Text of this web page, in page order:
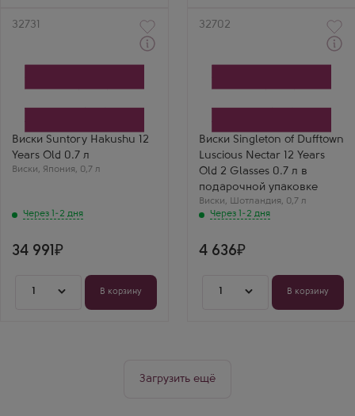
Артикул
32731
Виски Suntory Hakushu 12
Years Old 0.7 л
Виски, Япония, 0,7 л
Через 1-2 дня
Производитель
Выдержка
12 лет
34 991
1 В корзину
Артикул
32702
Виски Singleton of Dufftown
Luscious Nectar 12 Years
Old 2 Glasses 0.7 л в
подарочной упаковке
Виски, Шотландия, 0,7 л
Через 1-2 дня
Лашез Нектар 12 Лет 2
Dufftown Distillery
Выдержка
12 лет
4 636
1 В корзину
Загрузить ещё